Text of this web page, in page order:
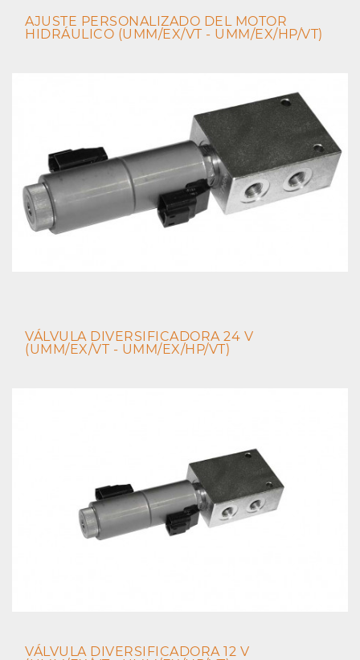
AJUSTE PERSONALIZADO DEL MOTOR
HIDRÁULICO (UMM/EX/VT - UMM/EX/HP/VT)
VÁLVULA DIVERSIFICADORA 24 V
(UMM/EX/VT - UMM/EX/HP/VT)
VÁLVULA DIVERSIFICADORA 12 V